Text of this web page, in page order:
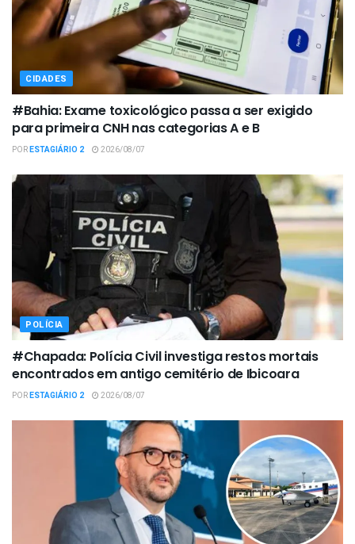
CIDADES
#Bahia: Exame toxicológico passa a ser exigido
para primeira CNH nas categorias A e B
PORESTAGIÁRIO 2 2026/08/07
POLÍCIA
#Chapada: Polícia Civil investiga restos mortais
encontrados em antigo cemitério de Ibicoara
PORESTAGIÁRIO 2 2026/08/07